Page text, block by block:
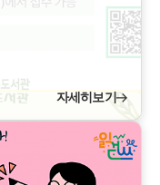
자세히보기